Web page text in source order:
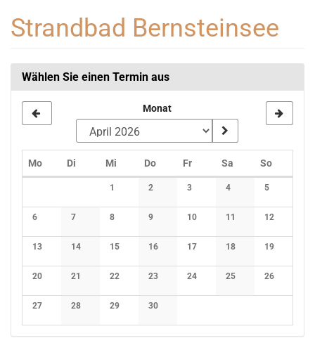
Haupt-
Strandbad Bernsteinsee
Wählen Sie einen Termin aus
Monat
MoMontag
Di Dienstag
Mi Mittwoch
DoDonnerstag
FrFreitagSa Samstag
SoSonntag
1
Keine Veranstaltungen
2
Keine Veranstaltungen
3
Keine Veranstaltungen
4
Keine Veranstaltungen
5
Keine
6
Keine Veranstaltungen
7
Keine Veranstaltungen
8
Keine Veranstaltungen
9
Keine Veranstaltungen
10
Keine Veranstaltungen
11
Keine Veranstaltungen
12
Keine
13
Keine Veranstaltungen
14
Keine Veranstaltungen
15
Keine Veranstaltungen
16
Keine Veranstaltungen
17
Keine Veranstaltungen
18
Keine Veranstaltungen
19
Keine
20
Keine Veranstaltungen
21
Keine Veranstaltungen
22
Keine Veranstaltungen
23
Keine Veranstaltungen
24
Keine Veranstaltungen
25
Keine Veranstaltungen
26
Keine
27
Keine Veranstaltungen
28
Keine Veranstaltungen
29
Keine Veranstaltungen
30
Keine Veranstaltungen